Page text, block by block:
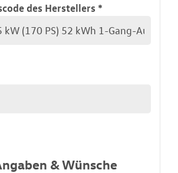
des Herstellers *
& Wünsche